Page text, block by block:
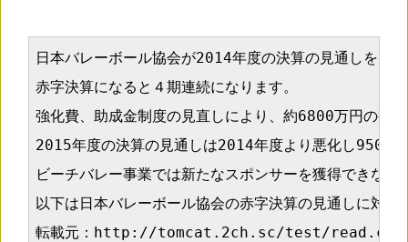
日本バレーボール協会が2014年度の決算の見通しを
赤字決算になると４期連続になります。
強化費、助成金制度の見直しにより、約6800万円の補
2015年度の決算の見通しは2014年度より悪化し9500
ビーチバレー事業では新たなスポンサーを獲得できなか
以下は日本バレーボール協会の赤字決算の見通しに対
転載元：http://tomcat.2ch.sc/test/